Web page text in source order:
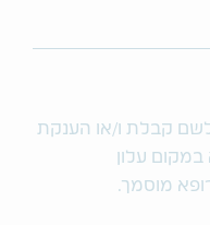
קבלת ו/או הענקת
במקום עלון
מוסמך.